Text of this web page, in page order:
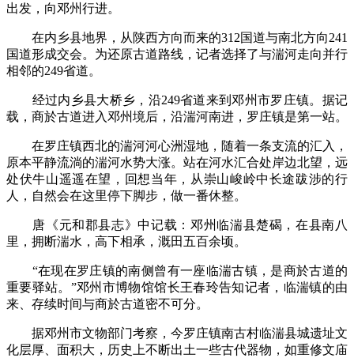
出发，向邓州行进。
在内乡县地界，从陕西方向而来的312国道与南北方向241
国道形成交会。为还原古道路线，记者选择了与湍河走向并行
相邻的249省道。
经过内乡县大桥乡，沿249省道来到邓州市罗庄镇。据记
载，商於古道进入邓州境后，沿湍河南进，罗庄镇是第一站。
在罗庄镇西北的湍河河心洲湿地，随着一条支流的汇入，
原本平静流淌的湍河水势大涨。站在河水汇合处岸边北望，远
处伏牛山遥遥在望，回想当年，从崇山峻岭中长途跋涉的行
人，自然会在这里停下脚步，做一番休整。
唐《元和郡县志》中记载：邓州临湍县楚碣，在县南八
里，拥断湍水，高下相承，溉田五百余顷。
“在现在罗庄镇的南侧曾有一座临湍古镇，是商於古道的
重要驿站。”邓州市博物馆馆长王春玲告知记者，临湍镇的由
来、存续时间与商於古道密不可分。
据邓州市文物部门考察，今罗庄镇南古村临湍县城遗址文
化层厚、面积大，历史上不断出土一些古代器物，如重修文庙